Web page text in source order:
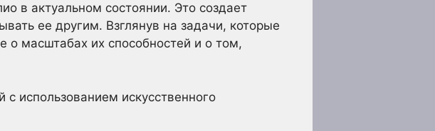
в актуальном состоянии. Это создает
ее другим. Взглянув на задачи, которые
масштабах их способностей и о том,
использованием искусственного